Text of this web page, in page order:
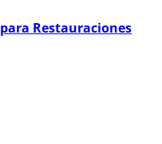
Restauraciones